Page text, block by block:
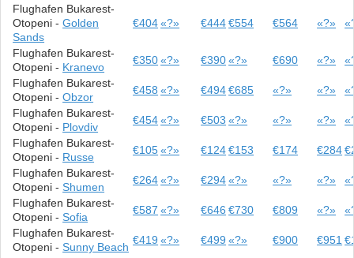
Flughafen Bukarest-
Otopeni -Golden
Sands
€404«?» €444€554 €564 «?»
Flughafen Bukarest-
Otopeni - Kranevo
€350«?» €390«?» €690 «?»
Flughafen Bukarest-
Otopeni -Obzor
€458 «?» €494€685 «?» «?»
Flughafen Bukarest-
Otopeni - Plovdiv
€454«?» €503 «?» «?» «?»
Flughafen Bukarest-
Otopeni - Russe
€105«?» €124€153 €174 €284
Flughafen Bukarest-
Otopeni -Shumen
€264«?» €294«?» «?» «?»
Flughafen Bukarest-
Otopeni -Sofia
€587 «?» €646 €730 €809 «?»
Flughafen Bukarest-
Otopeni -Sunny Beach
€419 «?» €499 «?» €900 €951